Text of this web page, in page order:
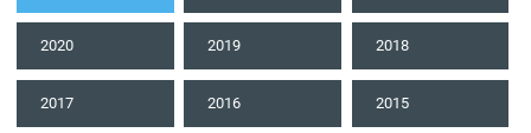
2020 2019 2018
2017 2016 2015